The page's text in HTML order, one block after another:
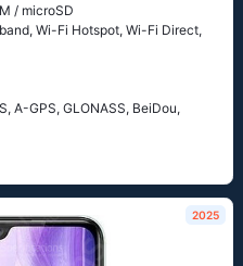
/ microSD
Wi-Fi Hotspot, Wi-Fi Direct,
A-GPS, GLONASS, BeiDou,
2025